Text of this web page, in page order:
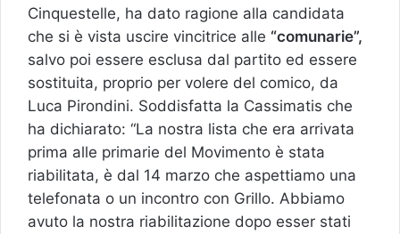
Cinquestelle, ha dato ragione alla candidata
che si è vista uscire vincitrice alle “comunarie”,
salvo poi essere esclusa dal partito ed essere
sostituita, proprio per volere del comico, da
Luca Pirondini. Soddisfatta la Cassimatis che
ha dichiarato: “La nostra lista che era arrivata
prima alle primarie del Movimento è stata
riabilitata, è dal 14 marzo che aspettiamo una
telefonata o un incontro con Grillo. Abbiamo
avuto la nostra riabilitazione dopo esser stati